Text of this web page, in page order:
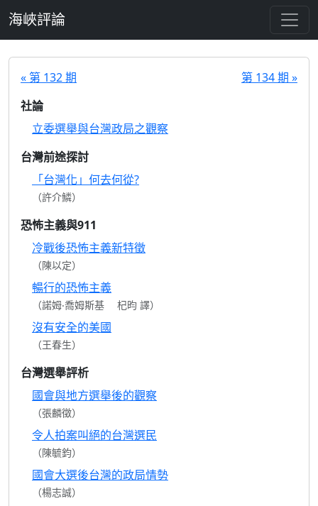
海峽評論
« 第 132 期
第 134 期 »
社論
立委選舉與台灣政局之觀察
台灣前途探討
「台灣化」何去何從?
（許介鱗）
恐怖主義與911
冷戰後恐怖主義新特徵
（陳以定）
暢行的恐怖主義
（諾姆‧喬姆斯基 杞昀 譯）
沒有安全的美國
（王春生）
台灣選舉評析
國會與地方選舉後的觀察
（張麟徵）
令人拍案叫絕的台灣選民
（陳毓鈞）
國會大選後台灣的政局情勢
（楊志誠）